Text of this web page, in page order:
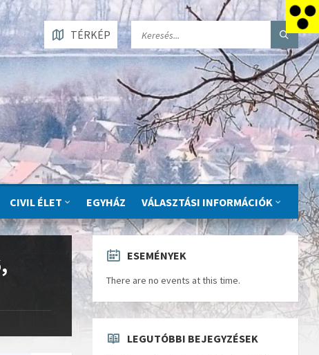
CIVIL ÉLET EGYHÁZ VÁLASZTÁSI INFORMÁCIÓK
TÉRKÉP
ESEMÉNYEK
There are no events at this time.
LEGUTÓBBI BEJEGYZÉSEK